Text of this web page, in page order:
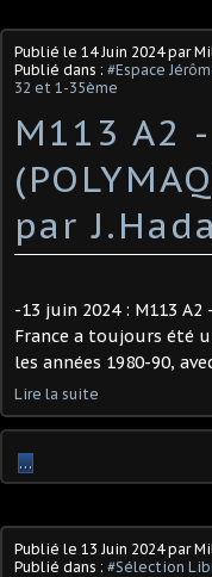
Publié le 14 Juin 2024par
Publié dans : #Espace
32 et 1-35ème
M113 A2
par
-13 juin 2024 : M113 A2
France a toujours été
les années 1980-90,
Lire la suite
…
Publié le 13 Juin 2024par
Publié dans : #Sélection